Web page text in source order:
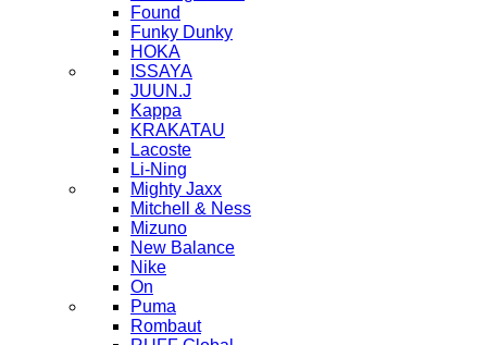
Found
Funky Dunky
HOKA
ISSAYA
JUUN.J
Kappa
KRAKATAU
Lacoste
Li-Ning
Mighty Jaxx
Mitchell & Ness
Mizuno
New Balance
Nike
On
Puma
Rombaut